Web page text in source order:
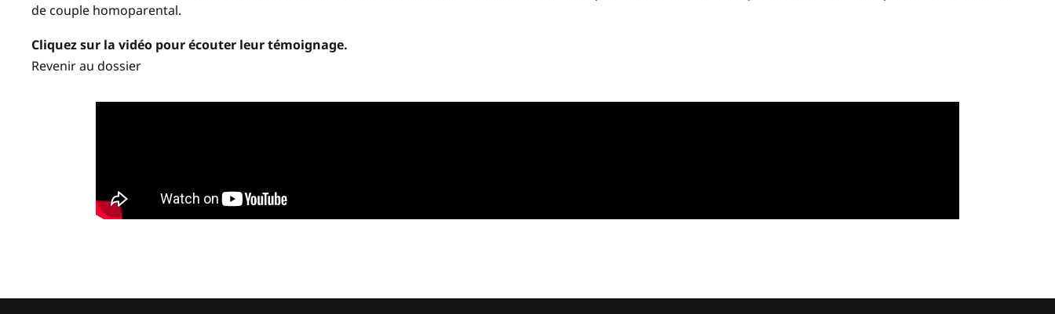
de couple homoparental.
Cliquez sur la vidéo pour écouter leur témoignage.
Revenir au dossier